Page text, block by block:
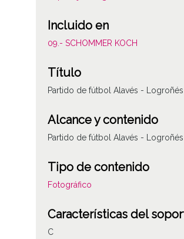
Incluido en
09.- SCHOMMER KOCH
Título
Partido de fútbol Alavés - Logroñés
Alcance y contenido
Partido de fútbol Alavés - Logroñés
Tipo de contenido
Fotográfico
Características del
C